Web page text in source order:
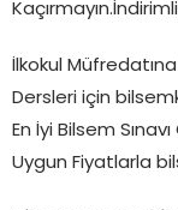
İlkokul Müfredatına
Dersleri için
En İyi Bilsem
Uygun Fiyatlarla